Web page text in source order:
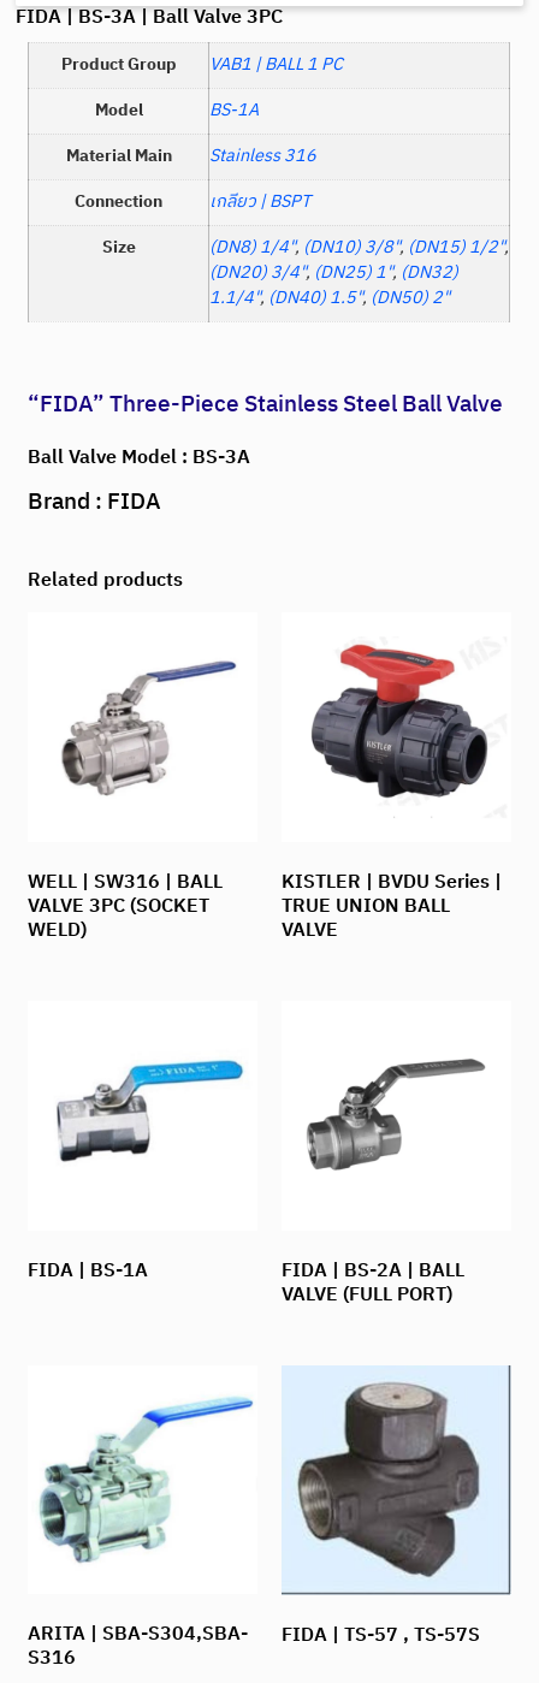
FIDA | BS-3A | Ball Valve 3PC
Product Group
VAB1 | BALL 1 PC
Model
BS-1A
Material Main
Stainless 316
Connection
เกลียว | BSPT
Size
(DN8) 1/4", (DN10) 3/8", (DN15) 1/2",
(DN20) 3/4", (DN25) 1", (DN32)
1.1/4", (DN40) 1.5", (DN50) 2"
“FIDA” Three-Piece Stainless Steel Ball Valve
Ball Valve Model : BS-3A
Brand : FIDA
Related products
WELL | SW316 | BALL
VALVE 3PC (SOCKET
WELD)
KISTLER | BVDU Series |
TRUE UNION BALL
VALVE
FIDA | BS-1A FIDA | BS-2A | BALL
VALVE (FULL PORT)
ARITA | SBA-S304,SBA-
S316
FIDA | TS-57 , TS-57S